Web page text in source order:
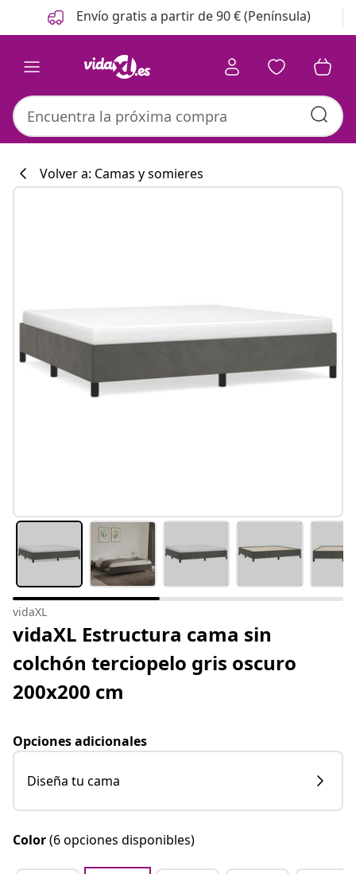
Anterior
Siguiente Envío gratis a partir de 90 € (Península)
Volver a: Camas y somieres
vidaXL
vidaXL Estructura cama sin
colchón terciopelo gris oscuro
200x200 cm
Opciones adicionales
Diseña tu cama
Color(6 opciones disponibles)